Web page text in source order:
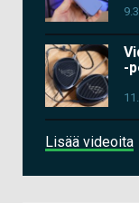
-
Lisää videoita